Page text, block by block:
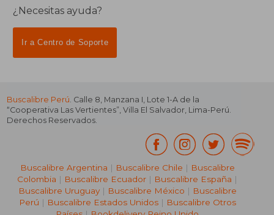
¿Necesitas ayuda?
Ir a Centro de Soporte
Buscalibre Perú . Calle 8, Manzana I, Lote 1-A de la
“Cooperativa Las Vertientes”, Villa El Salvador, Lima-Perú.
Derechos Reservados.
Buscalibre Argentina | Buscalibre Chile | Buscalibre
Colombia | Buscalibre Ecuador | Buscalibre España |
Buscalibre Uruguay| Buscalibre México | Buscalibre
Perú | Buscalibre Estados Unidos| Buscalibre Otros